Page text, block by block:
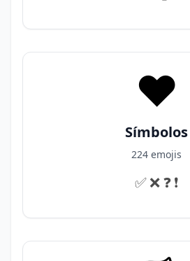
❤️
Símbolos
224 emojis
✅️❌️❓️❗️